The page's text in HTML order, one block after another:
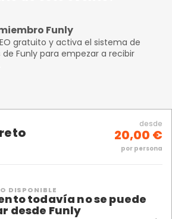
Funly
gratuito y activa el sistema de
de Funly para empezar a recibir
desde
20,00 €
por persona
DISPONIBLE
todavía no se puede
desde Funly